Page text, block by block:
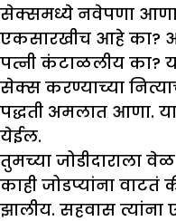
सेक्समध्ये नवेपणा
एकसारखीच आहे का?
पत्नी कंटाळलीय का?
सेक्स करण्याच्या
पद्धती अमलात आणा.
येईल.
तुमच्या जोडीदाराला वेळ
काही जोडप्यांना
झालीय. सहवास